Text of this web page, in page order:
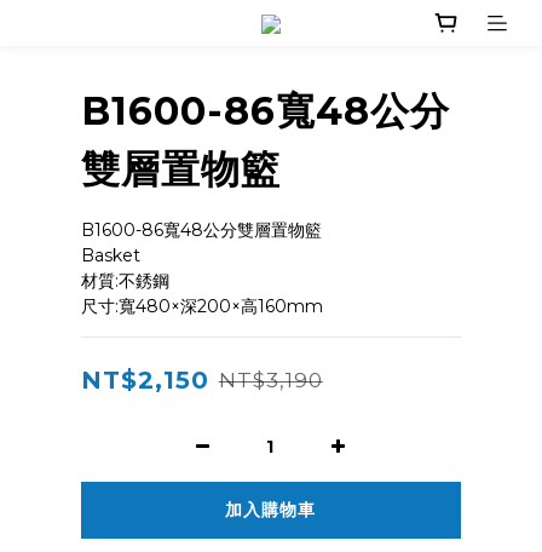
B1600-86寬48公分
雙層置物籃
B1600-86寬48公分雙層置物籃
Basket
材質:不銹鋼
尺寸:寬480×深200×高160mm
NT$2,150 NT$3,190
加入購物車